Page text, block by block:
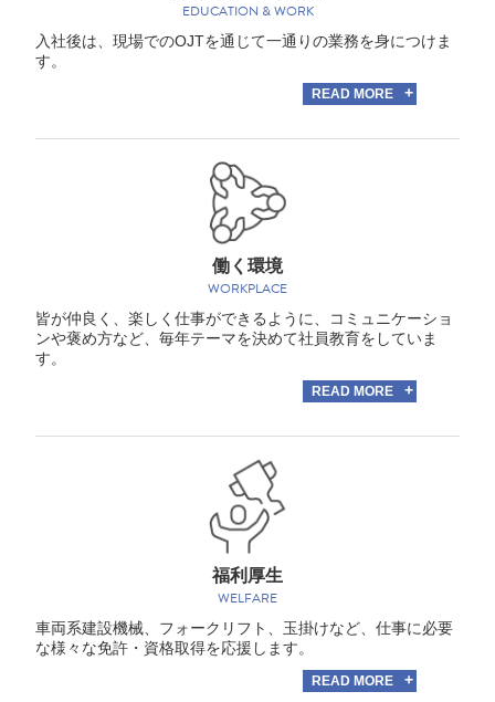
EDUCATION & WORK
入社後は、現場でのOJTを通じて一通りの業務を身につけま
す。
READ MORE
働く環境
WORKPLACE
皆が仲良く、楽しく仕事ができるように、コミュニケーショ
ンや褒め方など、毎年テーマを決めて社員教育をしていま
す。
READ MORE
福利厚生
WELFARE
車両系建設機械、フォークリフト、玉掛けなど、仕事に必要
な様々な免許・資格取得を応援します。
READ MORE